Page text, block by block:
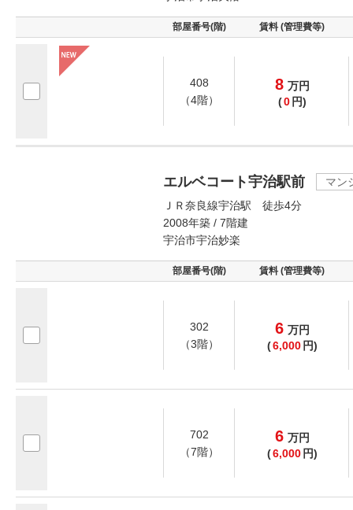
部屋番号(階) 賃料 (管理費等)
408
（4階）
8 万円
(0 円)
エルベコート宇治駅前
マン
ＪＲ奈良線宇治駅 徒歩4分
2008年築 / 7階建
宇治市宇治妙楽
部屋番号(階) 賃料 (管理費等)
302
（3階）
6 万円
(6,000 円)
702
（7階）
6 万円
(6,000 円)